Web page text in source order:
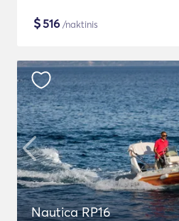
$516 /naktinis
Nautica RP16